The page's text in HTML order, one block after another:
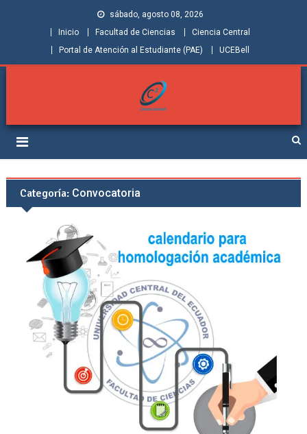
sábado, agosto 08, 2026
Inicio
Facultad de Ciencias
Ciencia Central
Portal de Atención al Estudiante (PAE)
UCEBell
Facultad de Ciencias |
Ciencia Central
Categoría: Convocatoria